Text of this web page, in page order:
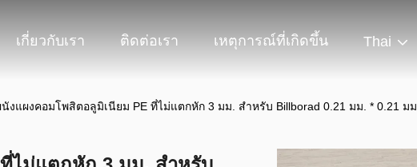
เกี่ยวกับเรา ติดต่อเรา เหตุการณ์ที่เกิดขึ้น Thai
นังแผงคอมโพสิตอลูมิเนียม PE ที่ไม่แตกหัก 3 มม. สำหรับ Billborad 0.21 มม. * 0.21 มม